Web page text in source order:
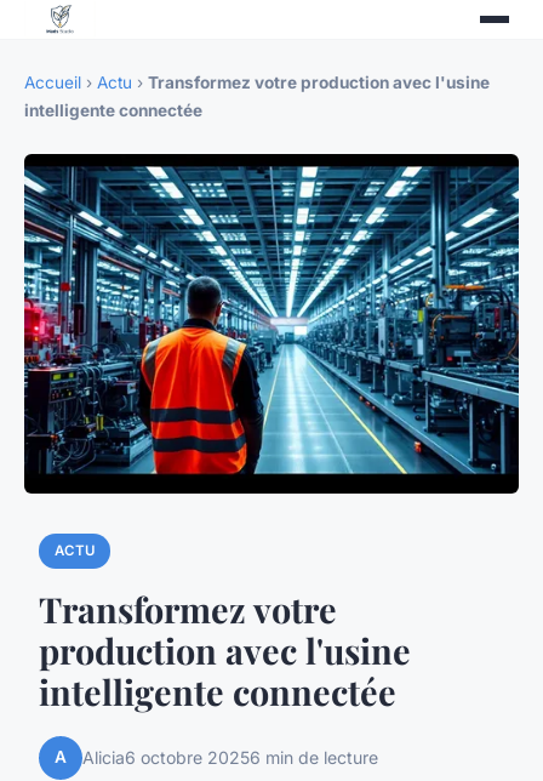
Accueil › Actu › Transformez votre production avec l'usine
intelligente connectée
ACTU
Transformez votre
production avec l'usine
intelligente connectée
A Alicia6 octobre 20256 min de lecture